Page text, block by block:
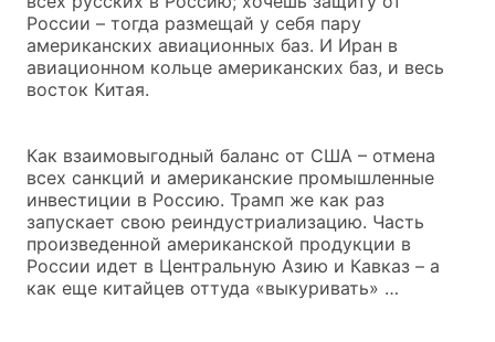
России – тогда размещай у себя пару
американских авиационных баз. И Иран в
авиационном кольце американских баз, и весь
восток Китая.
Как взаимовыгодный баланс от США – отмена
всех санкций и американские промышленные
инвестиции в Россию. Трамп же как раз
запускает свою реиндустриализацию. Часть
произведенной американской продукции в
России идет в Центральную Азию и Кавказ – а
как еще китайцев оттуда «выкуривать» …